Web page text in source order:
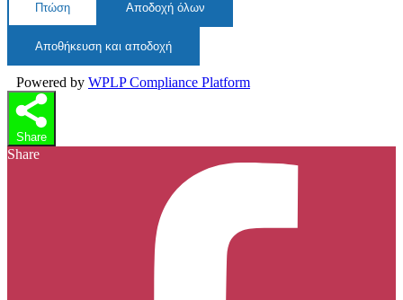
Πτώση Αποδοχή όλων
Αποθήκευση και αποδοχή
Powered by WPLP Compliance Platform
Share
Share